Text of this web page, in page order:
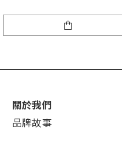
關於我們
品牌故事